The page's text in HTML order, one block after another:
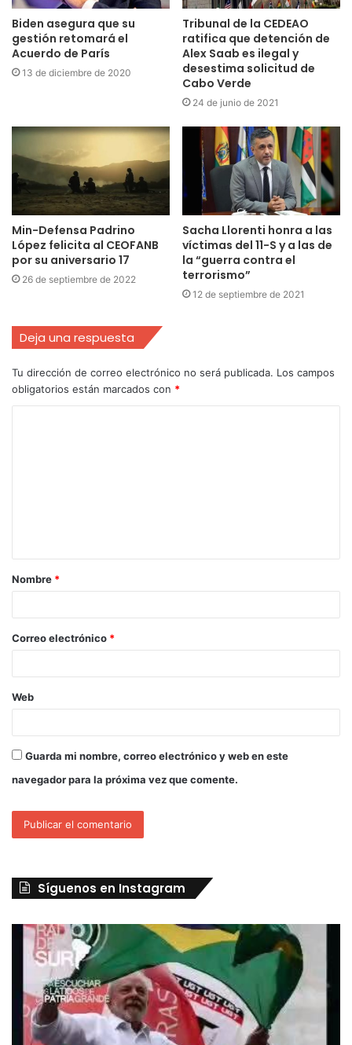
Biden asegura que su
gestión retomará el
Acuerdo de París
13 de diciembre de 2020
Tribunal de la CEDEAO
ratifica que detención de
Alex Saab es ilegal y
desestima solicitud de
Cabo Verde
24 de junio de 2021
Min-Defensa Padrino
López felicita al CEOFANB
por su aniversario 17
26 de septiembre de 2022
Sacha Llorenti honra a las
víctimas del 11-S y a las de
la “guerra contra el
terrorismo”
12 de septiembre de 2021
Deja una respuesta
Tu dirección de correo electrónico no será publicada. Los campos
obligatorios están marcados con *
Nombre *
Correo electrónico *
Web
Guarda mi nombre, correo electrónico y web en este
navegador para la próxima vez que comente.
Síguenos en Instagram